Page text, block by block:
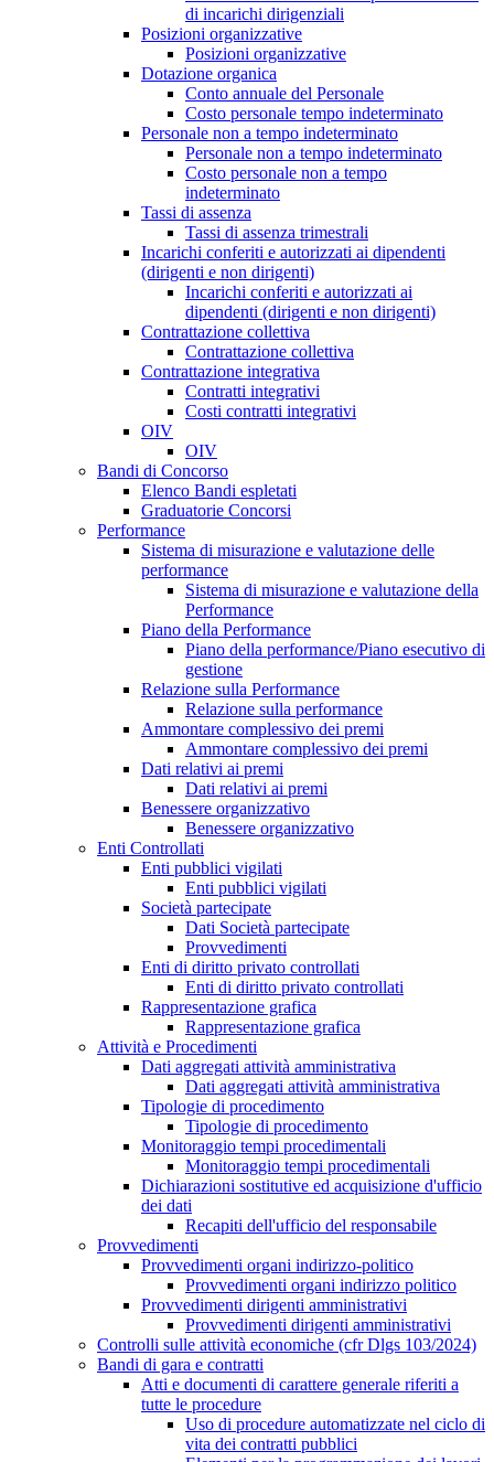
di incarichi dirigenziali
Posizioni organizzative
Posizioni organizzative
Dotazione organica
Conto annuale del Personale
Costo personale tempo indeterminato
Personale non a tempo indeterminato
Personale non a tempo indeterminato
Costo personale non a tempo
indeterminato
Tassi di assenza
Tassi di assenza trimestrali
Incarichi conferiti e autorizzati ai dipendenti
(dirigenti e non dirigenti)
Incarichi conferiti e autorizzati ai
dipendenti (dirigenti e non dirigenti)
Contrattazione collettiva
Contrattazione collettiva
Contrattazione integrativa
Contratti integrativi
Costi contratti integrativi
OIV
OIV
Bandi di Concorso
Elenco Bandi espletati
Graduatorie Concorsi
Performance
Sistema di misurazione e valutazione delle
performance
Sistema di misurazione e valutazione della
Performance
Piano della Performance
Piano della performance/Piano esecutivo di
gestione
Relazione sulla Performance
Relazione sulla performance
Ammontare complessivo dei premi
Ammontare complessivo dei premi
Dati relativi ai premi
Dati relativi ai premi
Benessere organizzativo
Benessere organizzativo
Enti Controllati
Enti pubblici vigilati
Enti pubblici vigilati
Società partecipate
Dati Società partecipate
Provvedimenti
Enti di diritto privato controllati
Enti di diritto privato controllati
Rappresentazione grafica
Rappresentazione grafica
Attività e Procedimenti
Dati aggregati attività amministrativa
Dati aggregati attività amministrativa
Tipologie di procedimento
Tipologie di procedimento
Monitoraggio tempi procedimentali
Monitoraggio tempi procedimentali
Dichiarazioni sostitutive ed acquisizione d'ufficio
dei dati
Recapiti dell'ufficio del responsabile
Provvedimenti
Provvedimenti organi indirizzo-politico
Provvedimenti organi indirizzo politico
Provvedimenti dirigenti amministrativi
Provvedimenti dirigenti amministrativi
Controlli sulle attività economiche (cfr Dlgs 103/2024)
Bandi di gara e contratti
Atti e documenti di carattere generale riferiti a
tutte le procedure
Uso di procedure automatizzate nel ciclo di
vita dei contratti pubblici